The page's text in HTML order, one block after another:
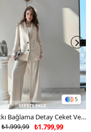
5
SEPETE EKLE
Yaka Atkı Bağlama Detay Ceket Ve Pantolonlu Double Kumaş İkili Takım Bej 2117
₺1.799,99
₺1.999,99